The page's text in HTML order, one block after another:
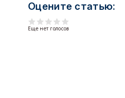
Оцените статью:
Еще нет голосов